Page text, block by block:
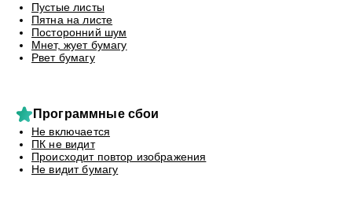
Пустые листы
Пятна на листе
Посторонний шум
Мнет, жует бумагу
Рвет бумагу
Программные сбои
Не включается
ПК не видит
Происходит повтор изображения
Не видит бумагу